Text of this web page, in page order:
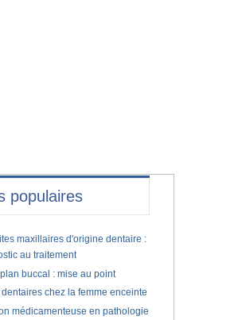
populaires
maxillaires d'origine dentaire :
au traitement
buccal : mise au point
dentaires chez la femme enceinte
médicamenteuse en pathologie